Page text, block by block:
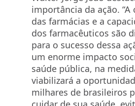
importância da ação. “A
das farmácias e a
dos farmacêuticos são
para o sucesso dessa
um enorme impacto
saúde pública, na
viabilizará a
milhares de brasileiros